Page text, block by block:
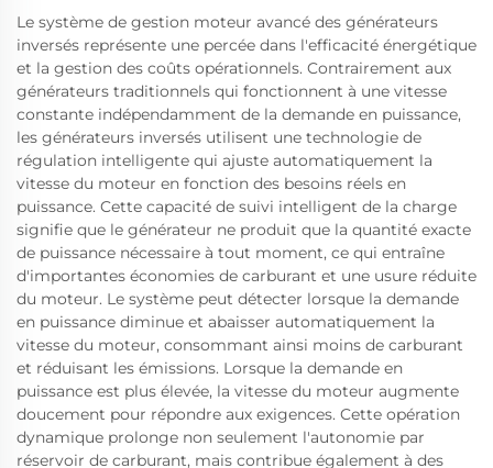
Le système de gestion moteur avancé des générateurs
inversés représente une percée dans l'efficacité énergétique
et la gestion des coûts opérationnels. Contrairement aux
générateurs traditionnels qui fonctionnent à une vitesse
constante indépendamment de la demande en puissance,
les générateurs inversés utilisent une technologie de
régulation intelligente qui ajuste automatiquement la
vitesse du moteur en fonction des besoins réels en
puissance. Cette capacité de suivi intelligent de la charge
signifie que le générateur ne produit que la quantité exacte
de puissance nécessaire à tout moment, ce qui entraîne
d'importantes économies de carburant et une usure réduite
du moteur. Le système peut détecter lorsque la demande
en puissance diminue et abaisser automatiquement la
vitesse du moteur, consommant ainsi moins de carburant
et réduisant les émissions. Lorsque la demande en
puissance est plus élevée, la vitesse du moteur augmente
doucement pour répondre aux exigences. Cette opération
dynamique prolonge non seulement l'autonomie par
réservoir de carburant, mais contribue également à des